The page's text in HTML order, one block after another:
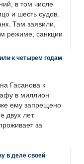
в том числе
и шесть судов.
Там заявили,
режиме, санкции
к четырем годам
Гасанова к
в миллион
ему запрещено
двух лет.
за
в деле своей